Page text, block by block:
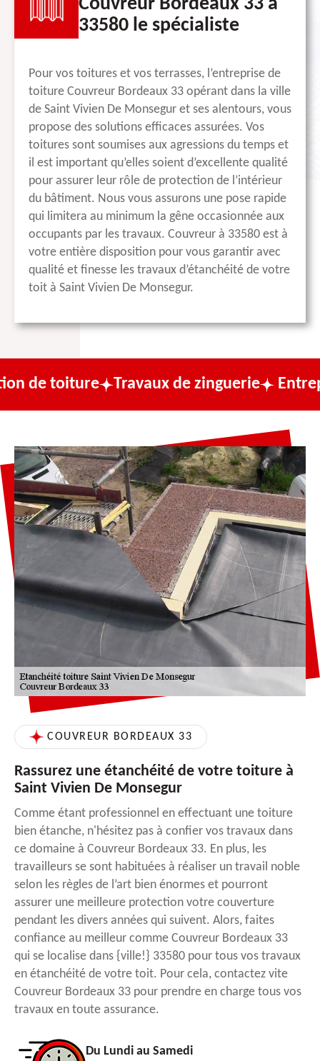
Couvreur Bordeaux 33 à
33580 le spécialiste
Pour vos toitures et vos terrasses, l’entreprise de
toiture Couvreur Bordeaux 33 opérant dans la ville
de Saint Vivien De Monsegur et ses alentours, vous
propose des solutions efficaces assurées. Vos
toitures sont soumises aux agressions du temps et
il est important qu’elles soient d’excellente qualité
pour assurer leur rôle de protection de l’intérieur
du bâtiment. Nous vous assurons une pose rapide
qui limitera au minimum la gêne occasionnée aux
occupants par les travaux. Couvreur à 33580 est à
votre entière disposition pour vous garantir avec
qualité et finesse les travaux d’étanchéité de votre
toit à Saint Vivien De Monsegur.
Travaux de zinguerie Entreprise de
COUVREUR BORDEAUX 33
Rassurez une étanchéité de votre toiture à
Saint Vivien De Monsegur
Comme étant professionnel en effectuant une toiture
bien étanche, n'hésitez pas à confier vos travaux dans
ce domaine à Couvreur Bordeaux 33. En plus, les
travailleurs se sont habituées à réaliser un travail noble
selon les règles de l’art bien énormes et pourront
assurer une meilleure protection votre couverture
pendant les divers années qui suivent. Alors, faites
confiance au meilleur comme Couvreur Bordeaux 33
qui se localise dans {ville!} 33580 pour tous vos travaux
en étanchéité de votre toit. Pour cela, contactez vite
Couvreur Bordeaux 33 pour prendre en charge tous vos
travaux en toute assurance.
Du Lundi au Samedi